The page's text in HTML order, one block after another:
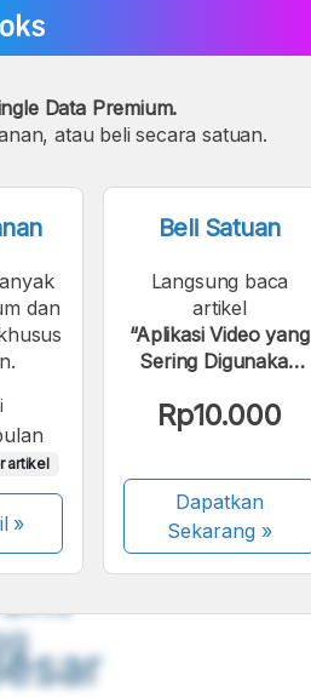
A
Data Premium.
atau beli secara satuan.
dan
artikel
»
Beli Satuan
Langsung baca
artikel
“Aplikasi Video yang
Sering Digunakan
2024”.
Rp10.000
Dapatkan
Sekarang»